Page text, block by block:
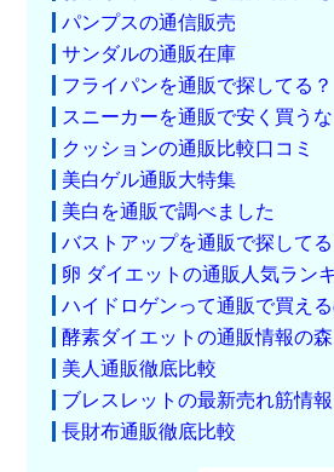
パンプスの通信販売
サンダルの通販在庫
フライパンを通販で探してる？
スニーカーを通販で安く買う
クッションの通販比較口コミ
美白ゲル通販大特集
美白を通販で調べました
バストアップを通販で探してる
卵 ダイエットの通販人気ラン
ハイドロゲンって通販で買え
酵素ダイエットの通販情報の森
美人通販徹底比較
ブレスレットの最新売れ筋情報
長財布通販徹底比較